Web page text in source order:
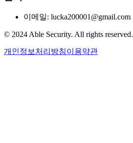
이메일: lucka200001@gmail.com
© 2024 Able Security. All rights reserved.
개인정보처리방침이용약관